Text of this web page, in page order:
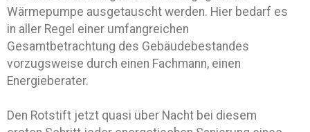
Wärmepumpe ausgetauscht werden. Hier bedarf es
in aller Regel einer umfangreichen
Gesamtbetrachtung des Gebäudebestandes
vorzugsweise durch einen Fachmann, einen
Energieberater.
Den Rotstift jetzt quasi über Nacht bei diesem